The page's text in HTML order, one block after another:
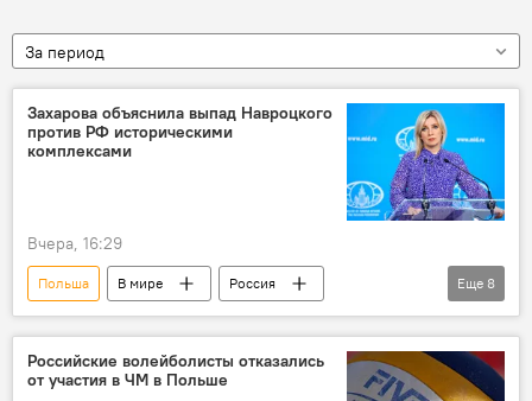
За период
Захарова объяснила выпад Навроцкого
против РФ историческими
комплексами
Вчера, 16:29
Польша В мире
Россия
МИД РФ
Мария Захарова
Политика
Общество
русофобия
дискриминация русских
дискриминация
Еще 8
Российские волейболисты отказались
от участия в ЧМ в Польше